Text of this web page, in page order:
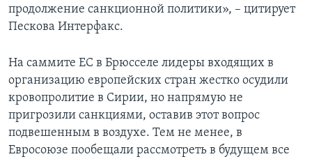
продолжение санкционной политики», – цитирует
Пескова Интерфакс.
На саммите ЕС в Брюсселе лидеры входящих в
организацию европейских стран жестко осудили
кровопролитие в Сирии, но напрямую не
пригрозили санкциями, оставив этот вопрос
подвешенным в воздухе. Тем не менее, в
Евросоюзе пообещали рассмотреть в будущем все